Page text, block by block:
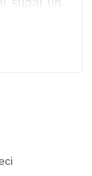
sugai un
jau